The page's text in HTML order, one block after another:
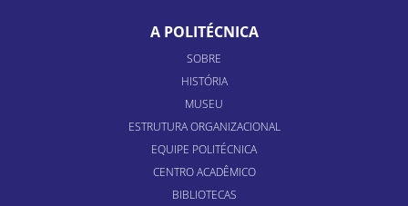
A POLITÉCNICA
SOBRE
HISTÓRIA
MUSEU
ESTRUTURA ORGANIZACIONAL
EQUIPE POLITÉCNICA
CENTRO ACADÊMICO
BIBLIOTECAS